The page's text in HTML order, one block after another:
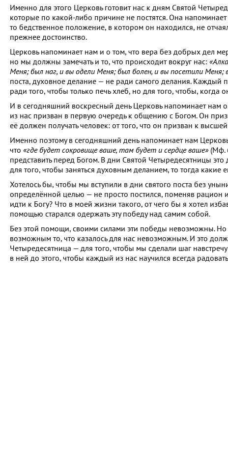
Именно для этого Церковь готовит нас к дням Святой
которые по какой-либо причине не постятся. Она
то бедственное положение, в котором он находился, не
прежнее достоинство.
Церковь напоминает нам и о том, что вера без добрых дел
но мы должны замечать и то, что происходит вокруг нас:
Меня; был наг, и вы одели Меня; был болен, и вы посетили
поста, духовное делание — не ради самого делания. Каждый
ради того, чтобы только печь хлеб, но для того, чтобы, когда
И в сегодняшний воскресный день Церковь напоминает нам
из нас призван в первую очередь к общению с Богом. Он
её должен получать человек: от того, что он призван к
Именно поэтому в сегодняшний день напоминает нам
что «где будет сокровище ваше, там будет и сердце ваше»(Мф.
представить перед Богом. В дни Святой Четыредесятницы
для того, чтобы заняться духовным деланием, то тогда
Хотелось бы, чтобы мы вступили в дни святого поста без
определённой целью — не просто постился, поменяв рацион
идти к Богу? Что в моей жизни такого, от чего бы я хотел
помощью старался одержать эту победу над самим собой.
Без этой помощи, своими силами эти победы невозможны.
возможным то, что казалось для нас невозможным. И это
Четыредесятница — для того, чтобы мы сделали шаг
в ней до этого, чтобы каждый из нас научился всегда